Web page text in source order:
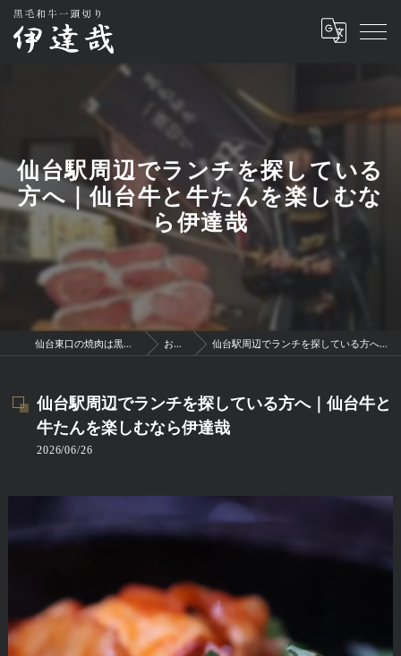
仙台駅周辺でランチを探している
方へ｜仙台牛と牛たんを楽しむな
ら伊達哉
仙台東口の焼肉は黒毛和牛一頭切り 伊達哉 お知らせ 仙台駅周辺でランチを探している方へ｜仙台牛と牛たんを楽しむなら伊達哉
仙台駅周辺でランチを探している方へ｜仙台牛と
牛たんを楽しむなら伊達哉
2026/06/26